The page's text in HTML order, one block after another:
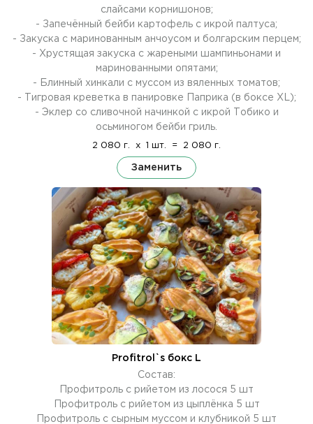
слайсами корнишонов;
- Запечённый бейби картофель с икрой палтуса;
- Закуска с маринованным анчоусом и болгарским перцем;
- Хрустящая закуска с жареными шампиньонами и
маринованными опятами;
- Блинный хинкали с муссом из вяленных томатов;
- Тигровая креветка в панировке Паприка (в боксе XL);
- Эклер со сливочной начинкой с икрой Тобико и
осьминогом бейби гриль.
2 080 г. x 1 шт. = 2 080 г.
Заменить
Profitrol`s бокс L
Состав:
Профитроль с рийетом из лосося 5 шт
Профитроль с рийетом из цыплёнка 5 шт
Профитроль с сырным муссом и клубникой 5 шт